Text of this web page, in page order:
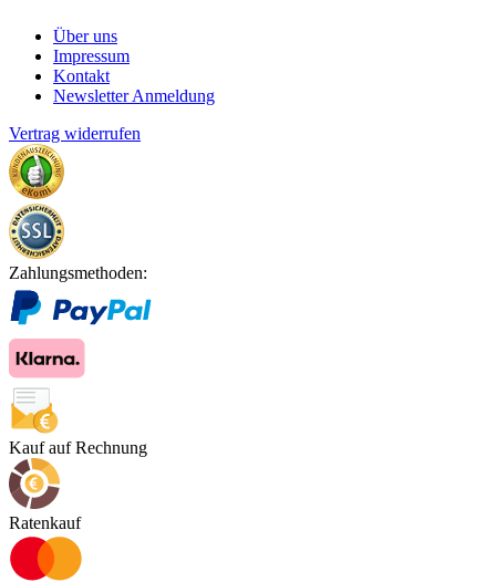
Über uns
Impressum
Kontakt
Newsletter Anmeldung
Vertrag widerrufen
Zahlungsmethoden:
Kauf auf Rechnung
Ratenkauf